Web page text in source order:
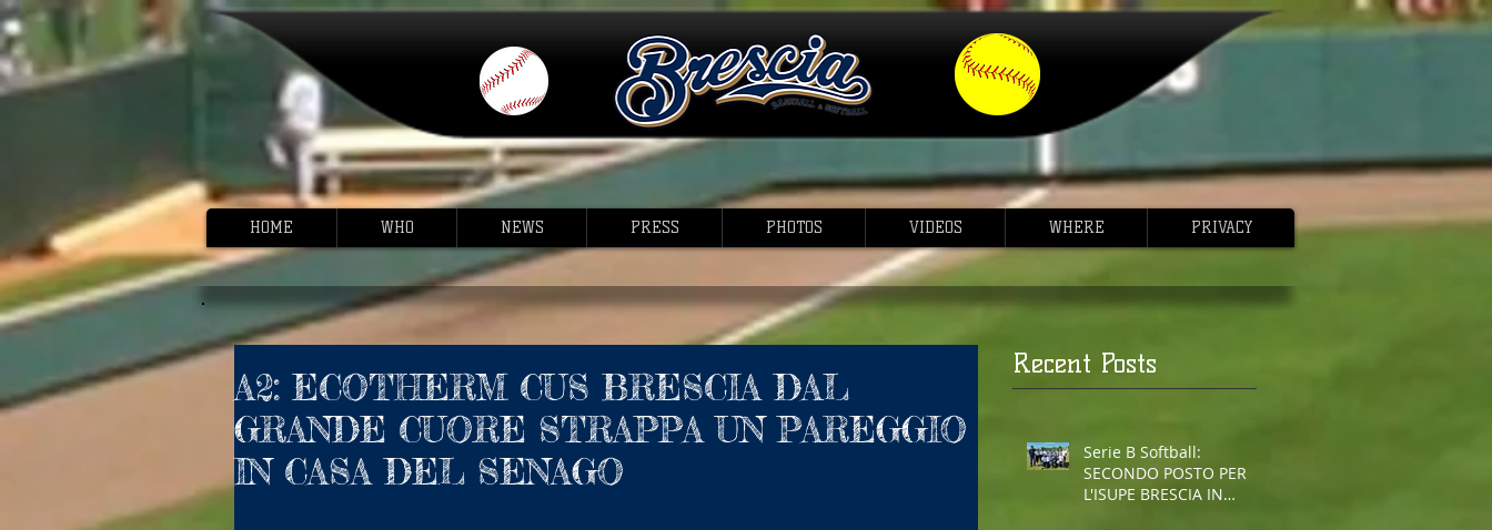
HOME WHO NEWS PRESS PHOTOS VIDEOS WHERE PRIVACY
A2: ECOTHERM CUS BRESCIA DAL
GRANDE CUORE STRAPPA UN PAREGGIO
IN CASA DEL SENAGO
Recent Posts
Serie B Softball:
SECONDO POSTO PER
L'ISUPE BRESCIA IN